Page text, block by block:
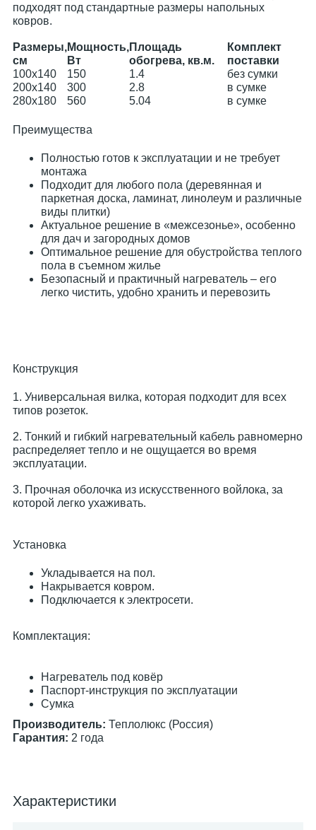
подходят под стандартные размеры напольных
ковров.
Размеры,
см
Мощность,
Вт
Площадь
обогрева, кв.м.
Комплект
поставки
100x140
150 1.4
без сумки
200x140
300 2.8
в сумке
280x180
560 5.04 в сумке
Преимущества
Полностью готов к эксплуатации и не требует
монтажа
Подходит для любого пола (деревянная и
паркетная доска, ламинат, линолеум и различные
виды плитки)
Актуальное решение в «межсезонье», особенно
для дач и загородных домов
Оптимальное решение для обустройства теплого
пола в съемном жилье
Безопасный и практичный нагреватель – его
легко чистить, удобно хранить и перевозить
Конструкция
1. Универсальная вилка, которая подходит для всех
типов розеток.
2. Тонкий и гибкий нагревательный кабель равномерно
распределяет тепло и не ощущается во время
эксплуатации.
3. Прочная оболочка из искусственного войлока, за
которой легко ухаживать.
Установка
Укладывается на пол.
Накрывается ковром.
Подключается к электросети.
Комплектация:
Нагреватель под ковёр
Паспорт-инструкция по эксплуатации
Сумка
Производитель: Теплолюкс (Россия)
Гарантия: 2 года
Характеристики